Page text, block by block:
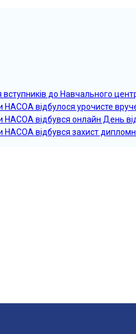
до Навчального
НАСОА відбулося урочисте
НАСОА відбувся онлайн День
НАСОА відбувся захист